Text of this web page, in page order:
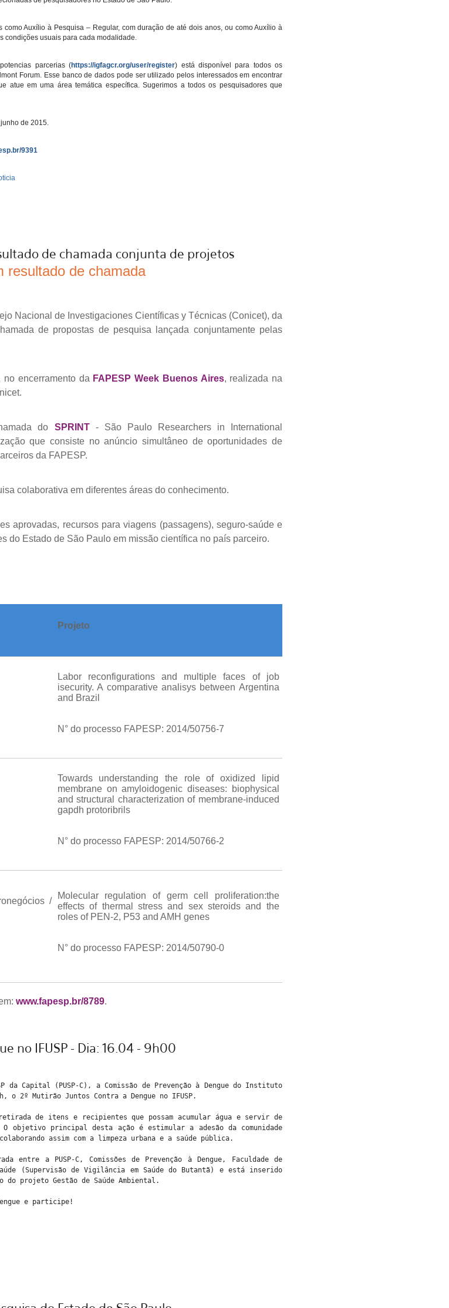
como Auxílio à Pesquisa – Regular, com duração de até dois anos, ou como Auxílio à
condições usuais para cada modalidade.
parcerias (https://igfagcr.org/user/register) está disponível para todos os
Forum. Esse banco de dados pode ser utilizado pelos interessados em encontrar
atue em uma área temática específica. Sugerimos a todos os pesquisadores que
de 2015.
9391
de chamada conjunta de projetos
resultado de chamada
Nacional de Investigaciones Científicas y Técnicas (Conicet), da
de propostas de pesquisa lançada conjuntamente pelas
encerramento da FAPESP Week Buenos Aires, realizada na
do SPRINT- São Paulo Researchers in International
que consiste no anúncio simultâneo de oportunidades de
da FAPESP.
colaborativa em diferentes áreas do conhecimento.
aprovadas, recursos para viagens (passagens), seguro-saúde e
do Estado de São Paulo em missão científica no país parceiro.
Projeto
Labor reconfigurations and multiple faces of job
isecurity. A comparative analisys between Argentina
and Brazil
N° do processo FAPESP: 2014/50756-7
Towards understanding the role of oxidized lipid
membrane on amyloidogenic diseases: biophysical
and structural characterization of membrane-induced
gapdh protoribrils
N° do processo FAPESP: 2014/50766-2
/
Molecular regulation of germ cell proliferation:the
effects of thermal stress and sex steroids and the
roles of PEN-2, P53 and AMH genes
N° do processo FAPESP: 2014/50790-0
www.fapesp.br/8789.
no IFUSP - Dia: 16.04 - 9h00
da Capital (PUSP-C), a Comissão de Prevenção à Dengue do Instituto
2º Mutirão Juntos Contra a Dengue no IFUSP.
de itens e recipientes que possam acumular água e servir de
objetivo principal desta ação é estimular a adesão da comunidade
assim com a limpeza urbana e a saúde pública.
entre a PUSP-C, Comissões de Prevenção à Dengue, Faculdade de
(Supervisão de Vigilância em Saúde do Butantã) e está inserido
do projeto Gestão de Saúde Ambiental.
e participe!